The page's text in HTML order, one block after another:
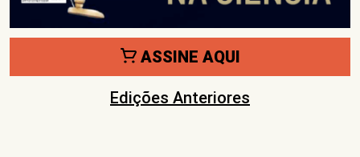
ASSINE AQUI
Edições Anteriores